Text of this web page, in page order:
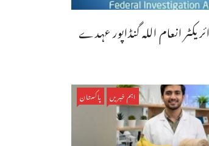
انعام اللہ گنڈاپور عہدے
اہم خبریں پاکستان